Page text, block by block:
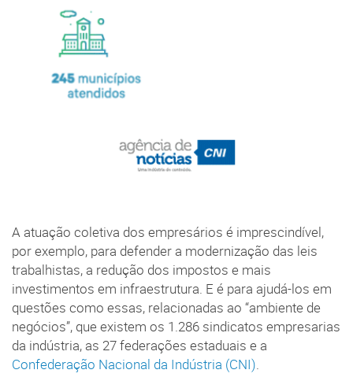
A atuação coletiva dos empresários é imprescindível,
por exemplo, para defender a modernização das leis
trabalhistas, a redução dos impostos e mais
investimentos em infraestrutura. E é para ajudá-los em
questões como essas, relacionadas ao “ambiente de
negócios”, que existem os 1.286 sindicatos empresarias
da indústria, as 27 federações estaduais e a
Confederação Nacional da Indústria (CNI).